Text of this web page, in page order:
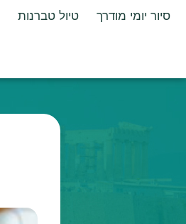
סיור יומי מודרך טיול טברנות